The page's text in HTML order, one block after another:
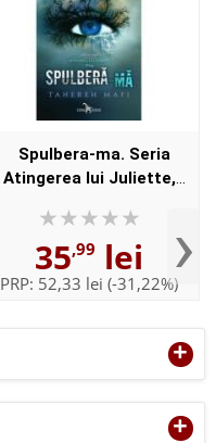
+
+
Spulbera-ma. Seria
Atingerea lui Juliette,
35,99 lei
PRP: 52,33 lei (-31,22%)›